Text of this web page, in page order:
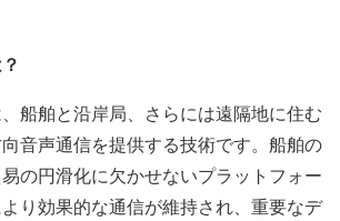
船舶と沿岸局、さらには遠隔地に住む
音声通信を提供する技術です。船舶の
の円滑化に欠かせないプラットフォー
り効果的な通信が維持され、重要なデ